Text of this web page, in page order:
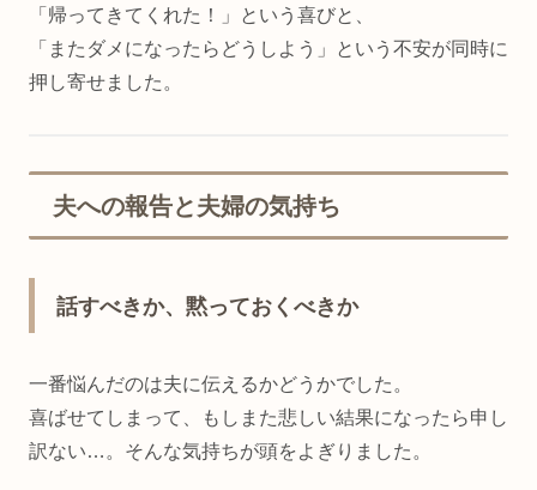
「帰ってきてくれた！」という喜びと、
「またダメになったらどうしよう」という不安が同時に
押し寄せました。
夫への報告と夫婦の気持ち
話すべきか、黙っておくべきか
一番悩んだのは夫に伝えるかどうかでした。
喜ばせてしまって、もしまた悲しい結果になったら申し
訳ない…。そんな気持ちが頭をよぎりました。